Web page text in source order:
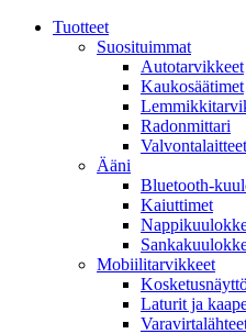
Tuotteet
Suosituimmat
Autotarvikkeet
Kaukosäätimet
Radonmittari
Valvontalaitteet
Ääni
Bluetooth-
Kaiuttimet
Mobiilitarvikkeet
Laturit ja